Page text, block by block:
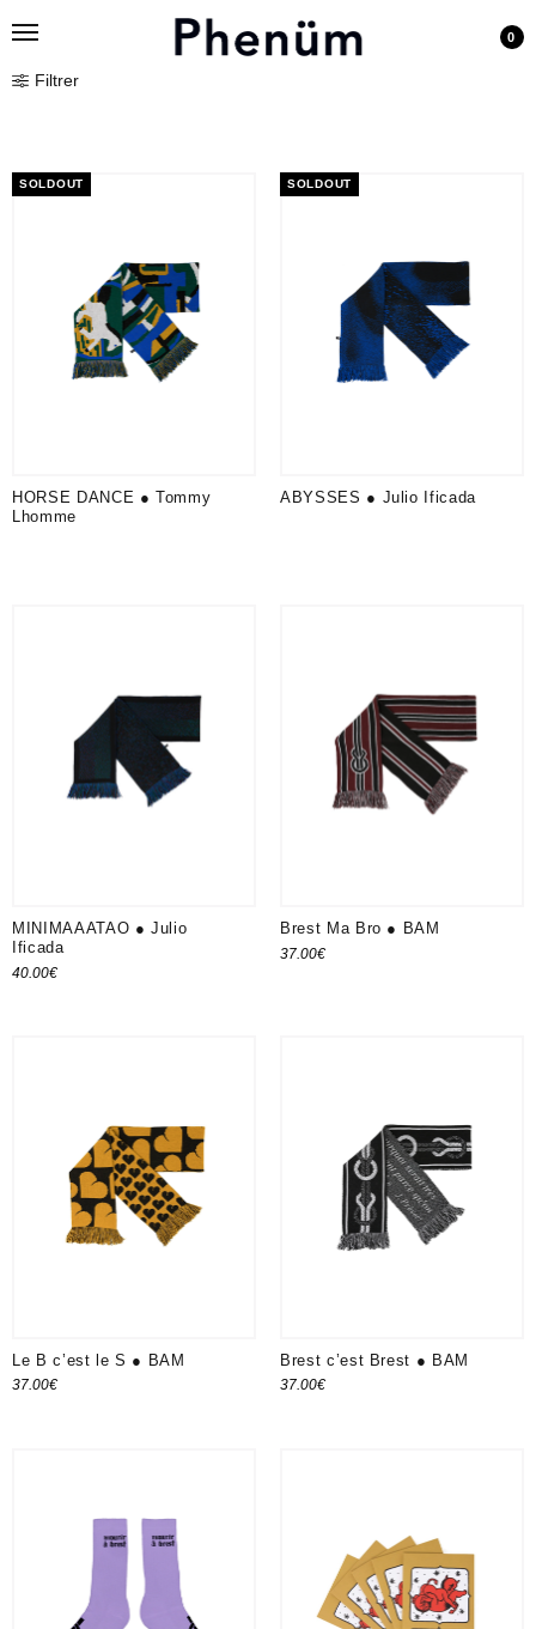
0
Filtrer
SOLDOUT
HORSE DANCE ● Tommy
Lhomme
SOLDOUT
ABYSSES ● Julio Ificada
MINIMAAATAO ● Julio
Ificada
40.00€
Brest Ma Bro ● BAM
37.00€
Le B c’est le S ● BAM
37.00€
Brest c’est Brest ● BAM
37.00€